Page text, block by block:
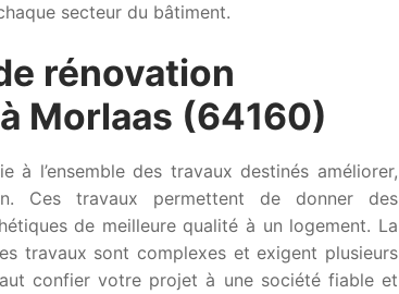
secteur du bâtiment.
rénovation
Morlaas (64160)
l’ensemble des travaux destinés améliorer,
Ces travaux permettent de donner des
de meilleure qualité à un logement. La
travaux sont complexes et exigent plusieurs
confier votre projet à une société fiable et